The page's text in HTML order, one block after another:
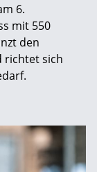
6.
mit 550
den
richtet sich